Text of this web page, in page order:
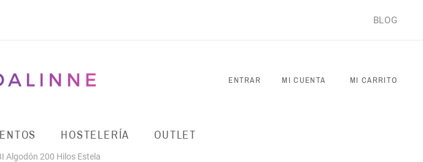
BLOG
ENTRAR MI CUENTA MI CARRITO
HOSTELERÍA OUTLET
Algodón 200 Hilos Estela